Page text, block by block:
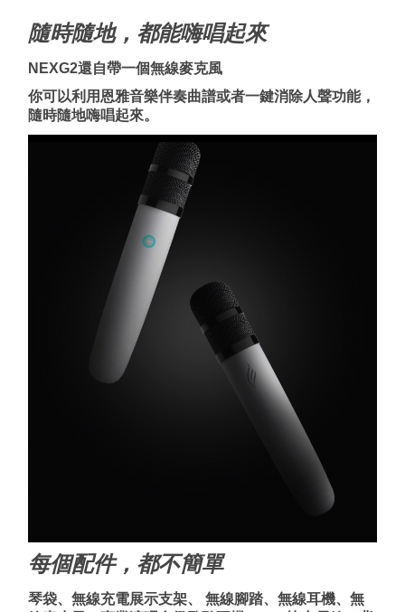
隨時隨地，都能嗨唱起來
NEXG2還自帶一個無線麥克風
你可以利用恩雅音樂伴奏曲譜或者一鍵消除人聲功能，
隨時隨地嗨唱起來。
每個配件，都不簡單
琴袋、無線充電展示支架、 無線腳踏、無線耳機、無